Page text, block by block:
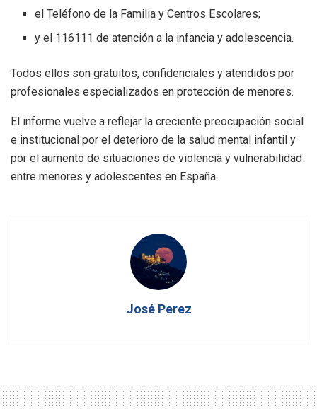
el Teléfono de la Familia y Centros Escolares;
y el 116111 de atención a la infancia y adolescencia.
Todos ellos son gratuitos, confidenciales y atendidos por
profesionales especializados en protección de menores.
El informe vuelve a reflejar la creciente preocupación social
e institucional por el deterioro de la salud mental infantil y
por el aumento de situaciones de violencia y vulnerabilidad
entre menores y adolescentes en España.
José Perez